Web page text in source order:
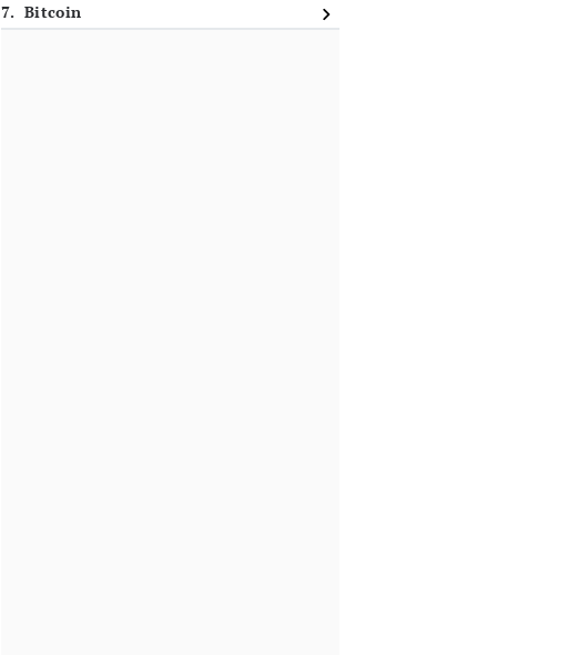
7. Bitcoin